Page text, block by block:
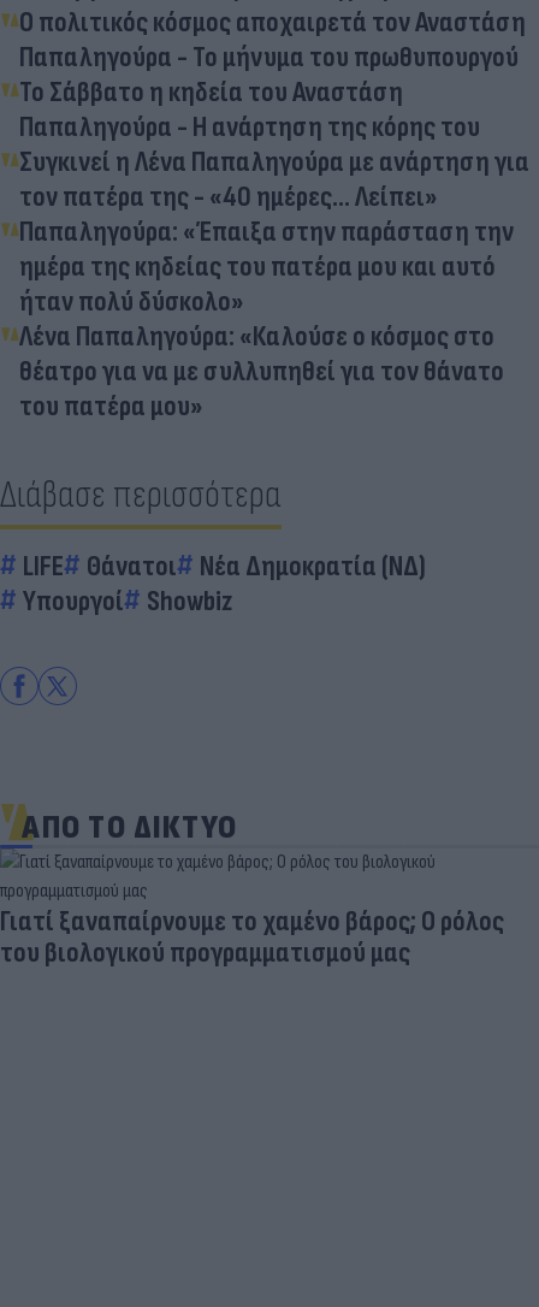
Ο πολιτικός κόσμος αποχαιρετά τον Αναστάση
Παπαληγούρα - Το μήνυμα του πρωθυπουργού
Το Σάββατο η κηδεία του Αναστάση
Παπαληγούρα - Η ανάρτηση της κόρης του
Συγκινεί η Λένα Παπαληγούρα με ανάρτηση για
τον πατέρα της - «40 ημέρες… Λείπει»
Παπαληγούρα: «Έπαιξα στην παράσταση την
ημέρα της κηδείας του πατέρα μου και αυτό
ήταν πολύ δύσκολο»
Λένα Παπαληγούρα: «Καλούσε ο κόσμος στο
θέατρο για να με συλλυπηθεί για τον θάνατο
του πατέρα μου»
Διάβασε περισσότερα
LIFE Θάνατοι
Νέα Δημοκρατία (ΝΔ)
Υπουργοί
Showbiz
ΑΠΟ ΤΟ ΔΙΚΤΥΟ
Γιατί ξαναπαίρνουμε το χαμένο βάρος; Ο ρόλος
του βιολογικού προγραμματισμού μας